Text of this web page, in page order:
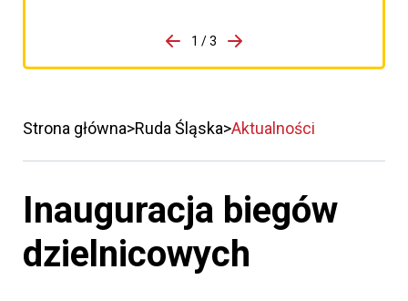
porzpedniego komunikatu
1 / 3
Przejdź do następnego
Strona główna Ruda Śląska Aktualności
Inauguracja biegów
dzielnicowych